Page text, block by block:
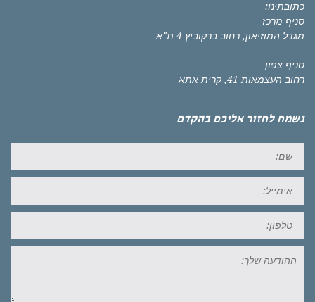
כתובתינו:
סניף מרכז
מגדל המוזיאון, רחוב ברקוביץ 4 ת"א
סניף צפון
רחוב העצמאות 41, קרית אתא
נשמח לחזור אליכם בהקדם
שלך: